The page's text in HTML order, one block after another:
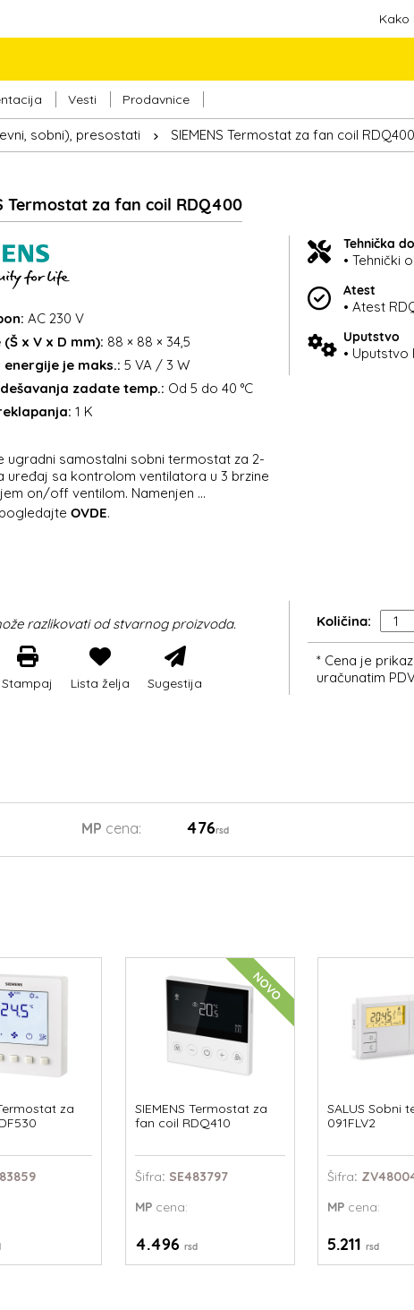
Kako
Vesti Prodavnice
sobni), presostati SIEMENS Termostat za fan coil RDQ400
Termostat za fan coil RDQ400
AC 230 V
x V x D mm): 88 × 88 × 34,5
je maks.: 5 VA / 3 W
zadate temp.: Od 5 do 40 °C
1 K
ugradni samostalni sobni termostat za 2-
uređaj sa kontrolom ventilatora u 3 brzine
on/off ventilom. Namenjen ...
OVDE.
razlikovati od stvarnog proizvoda.
Stampaj Lista želja Sugestija
Tehnička
• Tehnički
Atest
• Atest
Uputstvo
• Uputstvo
Količina:
* Cena je
uračunatim
MP cena: 476rsd
za
NOVO
SIEMENS Termostat za
fan coil RDQ410
Šifra: SE483797
MPcena:
4.496 rsd
SALUS Sobni
091FLV2
Šifra:
MPcena:
5.211 rsd